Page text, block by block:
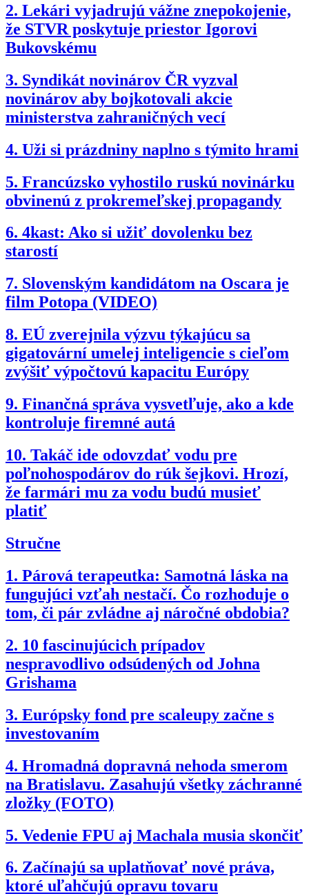
2. Lekári vyjadrujú vážne znepokojenie,
že STVR poskytuje priestor Igorovi
Bukovskému
3. Syndikát novinárov ČR vyzval
novinárov aby bojkotovali akcie
ministerstva zahraničných vecí
4. Uži si prázdniny naplno s týmito hrami
5. Francúzsko vyhostilo ruskú novinárku
obvinenú z prokremeľskej propagandy
6. 4kast: Ako si užiť dovolenku bez
starostí
7. Slovenským kandidátom na Oscara je
film Potopa (VIDEO)
8. EÚ zverejnila výzvu týkajúcu sa
gigatovární umelej inteligencie s cieľom
zvýšiť výpočtovú kapacitu Európy
9. Finančná správa vysvetľuje, ako a kde
kontroluje firemné autá
10. Takáč ide odovzdať vodu pre
poľnohospodárov do rúk šejkovi. Hrozí,
že farmári mu za vodu budú musieť
platiť
Stručne
1. Párová terapeutka: Samotná láska na
fungujúci vzťah nestačí. Čo rozhoduje o
tom, či pár zvládne aj náročné obdobia?
2. 10 fascinujúcich prípadov
nespravodlivo odsúdených od Johna
Grishama
3. Európsky fond pre scaleupy začne s
investovaním
4. Hromadná dopravná nehoda smerom
na Bratislavu. Zasahujú všetky záchranné
zložky (FOTO)
5. Vedenie FPU aj Machala musia skončiť
6. Začínajú sa uplatňovať nové práva,
ktoré uľahčujú opravu tovaru